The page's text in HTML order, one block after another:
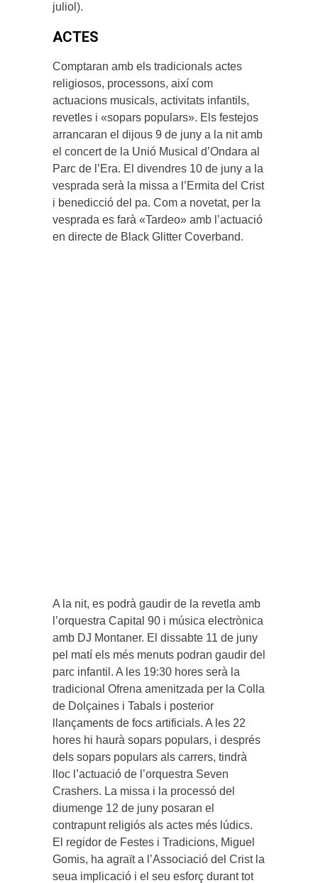
juliol).
ACTES
Comptaran amb els tradicionals actes
religiosos, processons, així com
actuacions musicals, activitats infantils,
revetles i «sopars populars». Els festejos
arrancaran el dijous 9 de juny a la nit amb
el concert de la Unió Musical d’Ondara al
Parc de l’Era. El divendres 10 de juny a la
vesprada serà la missa a l’Ermita del Crist
i benedicció del pa. Com a novetat, per la
vesprada es farà «Tardeo» amb l’actuació
en directe de Black Glitter Coverband.
A la nit, es podrà gaudir de la revetla amb
l’orquestra Capital 90 i música electrònica
amb DJ Montaner. El dissabte 11 de juny
pel matí els més menuts podran gaudir del
parc infantil. A les 19:30 hores serà la
tradicional Ofrena amenitzada per la Colla
de Dolçaines i Tabals i posterior
llançaments de focs artificials. A les 22
hores hi haurà sopars populars, i després
dels sopars populars als carrers, tindrà
lloc l’actuació de l’orquestra Seven
Crashers. La missa i la processó del
diumenge 12 de juny posaran el
contrapunt religiós als actes més lúdics.
El regidor de Festes i Tradicions, Miguel
Gomis, ha agraït a l’Associació del Crist la
seua implicació i el seu esforç durant tot